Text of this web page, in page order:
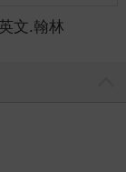
文.翰林